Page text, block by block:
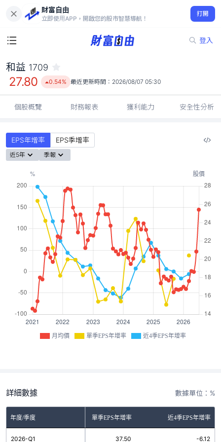
財富自由
立即使用APP，開啟您的股市智慧導航！
打開
登入
27.80
0.54%
和益 1709
27.80 0.54% 最近更新時間： 2026/08/07 05:30
個股概覽 財務報表 獲利能力 安全性分析
EPS年增率 EPS季增率
近5年 季報
月均價 單季EPS年增率 近4季EPS年增率
詳細數據 數據單位：%
年度/季度 單季EPS年增率 近4季EPS年增率
2026-Q1 37.50 -6.12